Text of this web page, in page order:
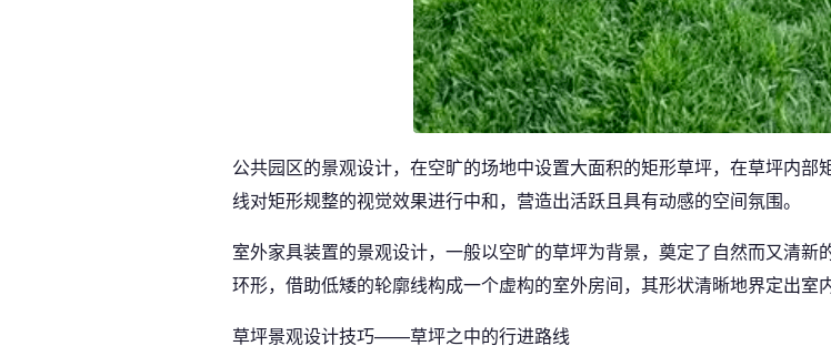
公共园区的景观设计，在空旷的场地中设置大面积的矩形草坪，在草坪内
线对矩形规整的视觉效果进行中和，营造出活跃且具有动感的空间氛围。
室外家具装置的景观设计，一般以空旷的草坪为背景，奠定了自然而又清
环形，借助低矮的轮廓线构成一个虚构的室外房间，其形状清晰地界定出室
草坪景观设计技巧——草坪之中的行进路线